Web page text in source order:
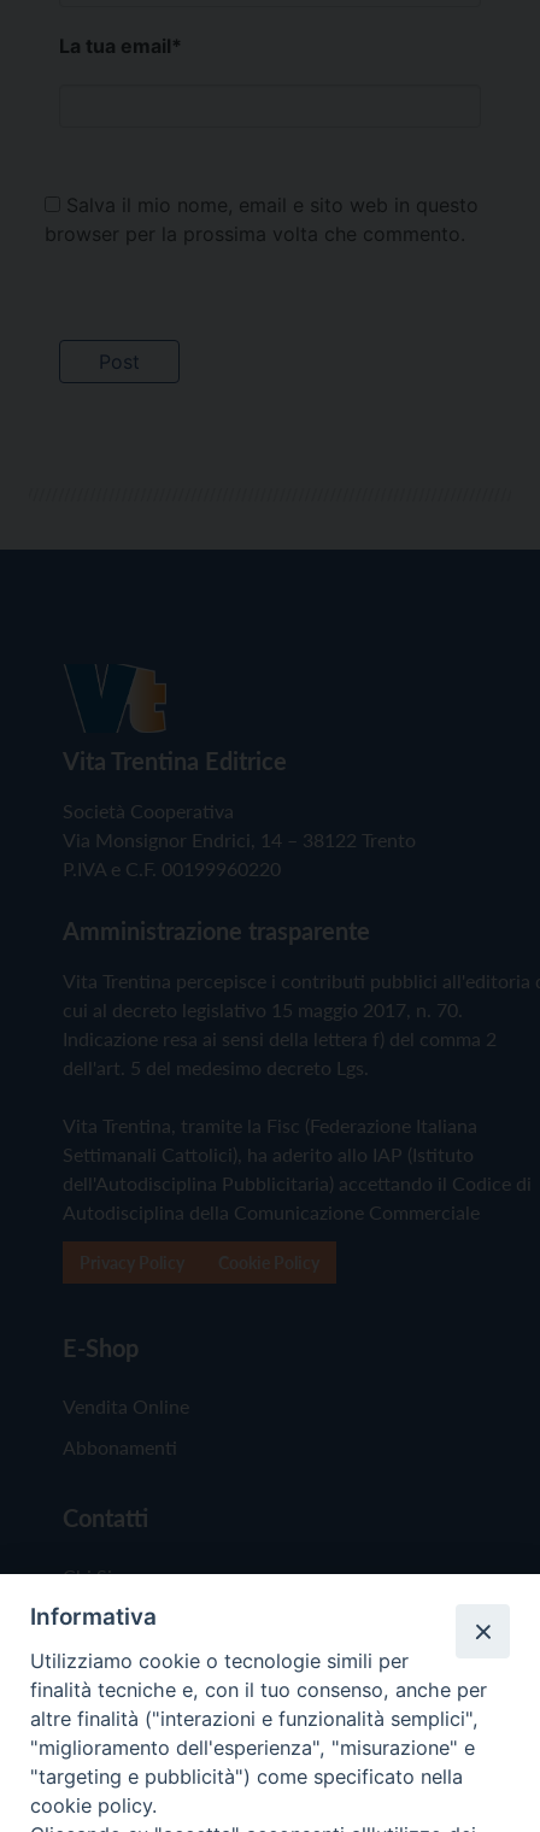
La tua email*
Salva il mio nome, email e sito web in questo
browser per la prossima volta che commento.
Vita Trentina Editrice
Società Cooperativa
Via Monsignor Endrici, 14 – 38122 Trento
P.IVA e C.F. 00199960220
Amministrazione trasparente
Vita Trentina percepisce i contributi pubblici all'editoria
cui al decreto legislativo 15 maggio 2017, n. 70.
Indicazione resa ai sensi della lettera f) del comma 2
dell'art. 5 del medesimo decreto Lgs.
Vita Trentina, tramite la Fisc (Federazione Italiana
Settimanali Cattolici), ha aderito allo IAP (Istituto
dell'Autodisciplina Pubblicitaria) accettando il Codice di
Autodisciplina della Comunicazione Commerciale
E-Shop
Vendita Online
Abbonamenti
Contatti
Chi Siamo
Redazione
Scrivici
Copyright © 2019 - Tutti i diritti riservati - Vita
Informativa
Utilizziamo cookie o tecnologie simili per
finalità tecniche e, con il tuo consenso, anche per
altre finalità ("interazioni e funzionalità semplici",
"miglioramento dell'esperienza", "misurazione" e
"targeting e pubblicità") come specificato nella
cookie policy.